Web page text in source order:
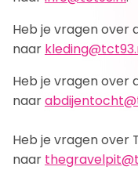
Historie
Lid worden
Inschrijven
Proefrit
Heb je vragen over
naar
Heb je vragen over
naar
Heb je vragen over
naar